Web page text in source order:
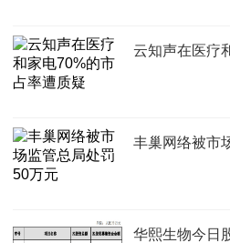
云知声在医疗
丰巢网络被市
华熙生物今日